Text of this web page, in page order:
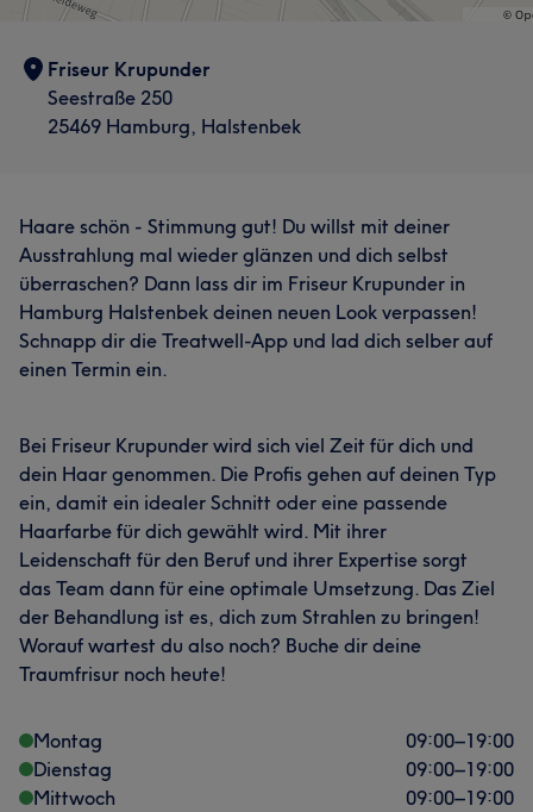
Friseur Krupunder
Seestraße 250
25469 Hamburg, Halstenbek
Haare schön - Stimmung gut! Du willst mit deiner
Ausstrahlung mal wieder glänzen und dich selbst
überraschen? Dann lass dir im Friseur Krupunder in
Hamburg Halstenbek deinen neuen Look verpassen!
Schnapp dir die Treatwell-App und lad dich selber auf
einen Termin ein.
Bei Friseur Krupunder wird sich viel Zeit für dich und
dein Haar genommen. Die Profis gehen auf deinen Typ
ein, damit ein idealer Schnitt oder eine passende
Haarfarbe für dich gewählt wird. Mit ihrer
Leidenschaft für den Beruf und ihrer Expertise sorgt
das Team dann für eine optimale Umsetzung. Das Ziel
der Behandlung ist es, dich zum Strahlen zu bringen!
Worauf wartest du also noch? Buche dir deine
Traumfrisur noch heute!
Montag 09:00–19:00
Dienstag
09:00–19:00
Mittwoch
09:00–19:00